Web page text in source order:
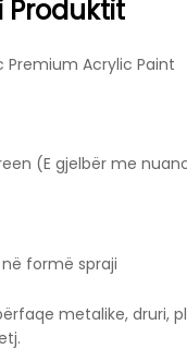
Produktit
Premium Acrylic Paint
(E gjelbër me
në formë spraji
metalike, druri,